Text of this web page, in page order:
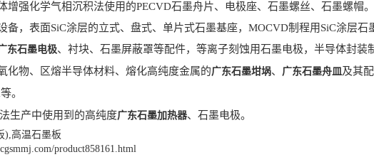
强化学气相沉积法使用的PECVD石墨舟片、电极座、石墨螺丝、石墨螺帽。
，表面SiC涂层的立式、盘式、单片式石墨基座，MOCVD制程用SiC涂层石
东石墨电极、衬块、石墨屏蔽罩等配件，等离子刻蚀用石墨电极，半导体封装
物、区熔半导体材料、熔化高纯度金属的广东石墨坩埚、 广东石墨舟皿及其
。
产中使用到的高纯度广东石墨加热器、石墨电极。
),高温石墨板
product858161.html